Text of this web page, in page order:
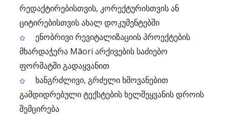
რედაქტირებისთვის, კორექტურისთვის ან
ციტირებისთვის ახალ დოკუმენტებში
ენობრივი რევიტალიზაციის პროექტების
მხარდაჭერა Māori არქივების საძიებო
ფორმატში გადაყვანით
ხანგრძლივი, გრძელი ხმოვანებით
გამდიდრებული ტექსტების ხელშეყვანის დროის
შემცირება